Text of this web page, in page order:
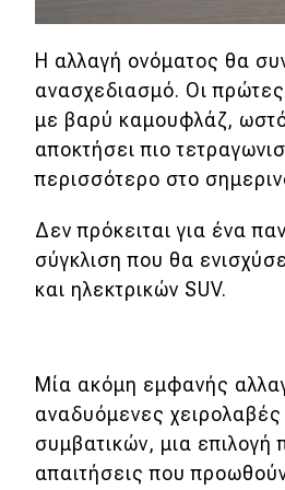
Η αλλαγή ονόματος θα
ανασχεδιασμό. Οι
με βαρύ καμουφλάζ,
αποκτήσει πιο
περισσότερο στο
Δεν πρόκειται για ένα
σύγκλιση που θα
και ηλεκτρικών SUV.
Μία ακόμη εμφανής
αναδυόμενες χειρολαβές
συμβατικών, μια επιλογή
απαιτήσεις που